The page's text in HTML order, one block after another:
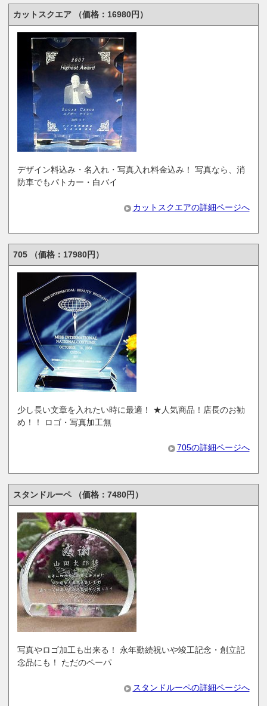
カットスクエア （価格：16980円）
デザイン料込み・名入れ・写真入れ料金込み！ 写真なら、消
防車でもパトカー・白バイ
カットスクエアの詳細ページへ
705 （価格：17980円）
少し長い文章を入れたい時に最適！ ★人気商品！店長のお勧
め！！ ロゴ・写真加工無
705の詳細ページへ
スタンドルーペ （価格：7480円）
写真やロゴ加工も出来る！ 永年勤続祝いや竣工記念・創立記
念品にも！ ただのペーパ
スタンドルーペの詳細ページへ